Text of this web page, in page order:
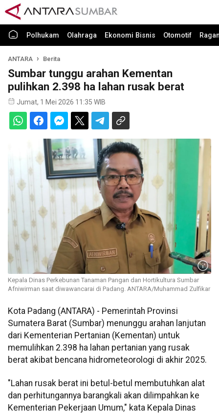
Polhukam Olahraga Ekonomi Bisnis Otomotif
ANTARA Berita
Sumbar tunggu arahan Kementan
pulihkan 2.398 ha lahan rusak berat
Jumat, 1 Mei 2026 11:35 WIB
Kepala Dinas Perkebunan Tanaman Pangan dan Hortikultura Sumbar
Afniwirman saat diwawancarai di Padang. ANTARA/Muhammad Zulfikar
Kota Padang (ANTARA) - Pemerintah Provinsi
Sumatera Barat (Sumbar) menunggu arahan lanjutan
dari Kementerian Pertanian (Kementan) untuk
memulihkan 2.398 ha lahan pertanian yang rusak
berat akibat bencana hidrometeorologi di akhir 2025.
"Lahan rusak berat ini betul-betul membutuhkan alat
dan perhitungannya barangkali akan dilimpahkan ke
Kementerian Pekerjaan Umum," kata Kepala Dinas